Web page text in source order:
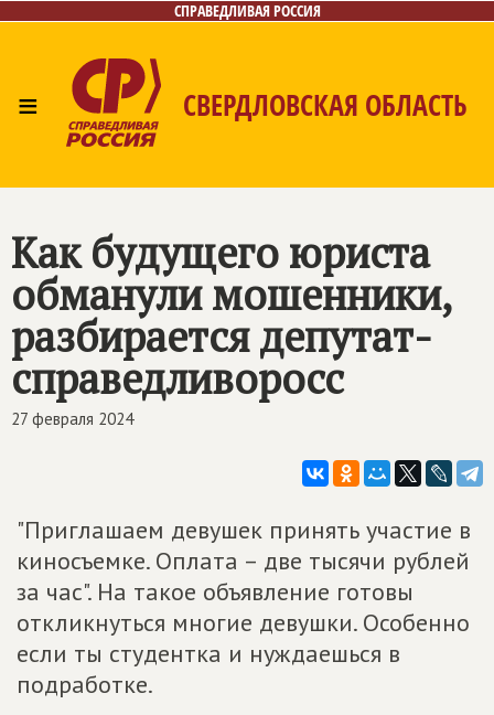
СПРАВЕДЛИВАЯ РОССИЯ
≡ СВЕРДЛОВСКАЯ ОБЛАСТЬ
Как будущего юриста
обманули мошенники,
разбирается депутат-
справедливоросс
27 февраля 2024
"Приглашаем девушек принять участие в
киносъемке. Оплата – две тысячи рублей
за час". На такое объявление готовы
откликнуться многие девушки. Особенно
если ты студентка и нуждаешься в
подработке.